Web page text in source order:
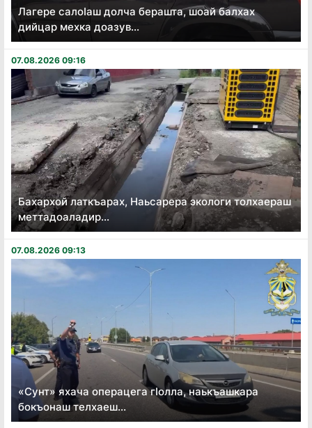
Лагере салоӏаш долча берашта, шоай балхах
дийцар мехка доазув...
07.08.2026 09:16
Бахархой латкъарах, Наьсарера экологи толхаераш
меттадоаладир...
07.08.2026 09:13
«Сунт» яхача операцега гӏолла, наькъашкара
бокъонаш телхаеш...